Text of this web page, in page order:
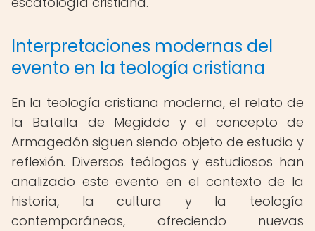
Interpretaciones modernas del
evento en la teología cristiana
En la teología cristiana moderna, el relato de
la Batalla de Megiddo y el concepto de
Armagedón siguen siendo objeto de estudio y
reflexión. Diversos teólogos y estudiosos han
analizado este evento en el contexto de la
historia, la cultura y la teología
contemporáneas, ofreciendo nuevas